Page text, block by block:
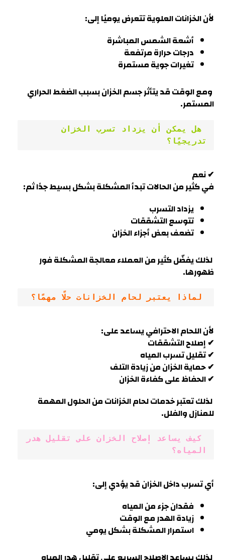
لأن الخزانات العلوية تتعرض يوميًا إلى:
أشعة الشمس المباشرة
درجات حرارة مرتفعة
تغيرات جوية مستمرة
ومع الوقت قد يتأثر جسم الخزان بسبب الضغط الحراري
المستمر.
تدريجيًا؟
✔ نعم
في كثير من الحالات تبدأ المشكلة بشكل بسيط جدًا ثم:
يزداد التسرب
تتوسع التشققات
تضعف بعض أجزاء الخزان
لذلك يفضّل كثير من العملاء معالجة المشكلة فور
ظهورها.
لماذا يعتبر لحام الخزانات حلًا مهمًا؟
لأن اللحام الاحترافي يساعد على:
✔ إصلاح التشققات
✔ تقليل تسرب المياه
✔ حماية الخزان من زيادة التلف
✔ الحفاظ على كفاءة الخزان
لذلك تعتبر خدمات لحام الخزانات من الحلول المهمة
للمنازل والفلل.
المياه؟
أي تسرب داخل الخزان قد يؤدي إلى:
فقدان جزء من المياه
زيادة الهدر مع الوقت
استمرار المشكلة بشكل يومي